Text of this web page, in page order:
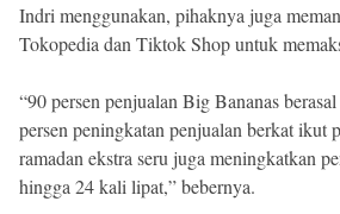
Indri menggunakan, pihaknya juga
Tokopedia dan Tiktok Shop untuk
“90 persen penjualan Big Bananas
persen peningkatan penjualan berkat ikut
ramadan ekstra seru juga meningkatkan
hingga 24 kali lipat,” bebernya.